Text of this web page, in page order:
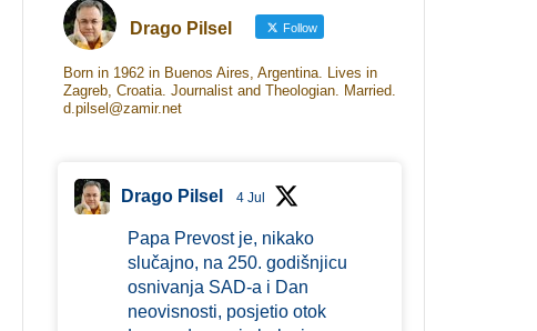
Drago Pilsel Follow
Born in 1962 in Buenos Aires, Argentina. Lives in
Zagreb, Croatia. Journalist and Theologian. Married.
d.pilsel@zamir.net
Drago Pilsel 4 Jul
Papa Prevost je, nikako
slučajno, na 250. godišnjicu
osnivanja SAD-a i Dan
neovisnosti, posjetio otok